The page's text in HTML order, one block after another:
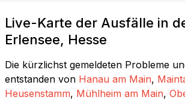
Live-Karte der Ausfälle in
Erlensee, Hesse
Die kürzlichst gemeldeten Probleme
entstanden von Hanau am Main,
Heusenstamm, Mühlheim am Main,